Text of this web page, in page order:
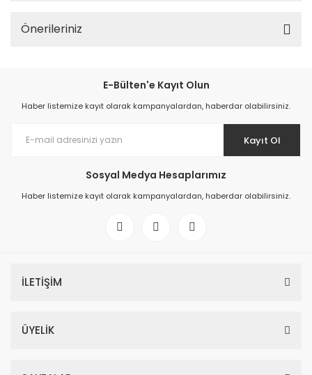
Önerileriniz
E-Bülten'e Kayıt Olun
Haber listemize kayıt olarak kampanyalardan, haberdar olabilirsiniz.
Kayıt Ol
Sosyal Medya Hesaplarımız
Haber listemize kayıt olarak kampanyalardan, haberdar olabilirsiniz.
İLETİŞİM
ÜYELİK